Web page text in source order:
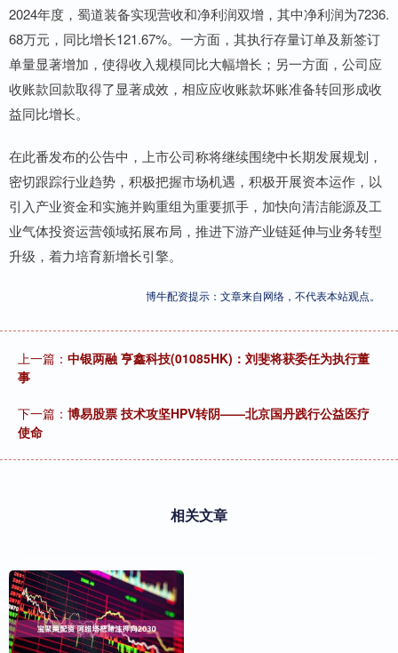
2024年度，蜀道装备实现营收和净利润双增，其中净利润为7236.
68万元，同比增长121.67%。一方面，其执行存量订单及新签订
单量显著增加，使得收入规模同比大幅增长；另一方面，公司应
收账款回款取得了显著成效，相应应收账款坏账准备转回形成收
益同比增长。
在此番发布的公告中，上市公司称将继续围绕中长期发展规划，
密切跟踪行业趋势，积极把握市场机遇，积极开展资本运作，以
引入产业资金和实施并购重组为重要抓手，加快向清洁能源及工
业气体投资运营领域拓展布局，推进下游产业链延伸与业务转型
升级，着力培育新增长引擎。
博牛配资提示：文章来自网络，不代表本站观点。
上一篇： 中银两融 亨鑫科技(01085HK)：刘斐将获委任为执行董
事
下一篇： 博易股票 技术攻坚HPV转阴——北京国丹践行公益医疗
使命
相关文章